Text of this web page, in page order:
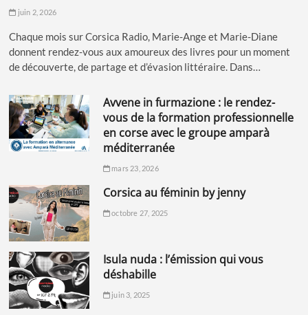
juin 2, 2026
Chaque mois sur Corsica Radio, Marie-Ange et Marie-Diane
donnent rendez-vous aux amoureux des livres pour un moment
de découverte, de partage et d’évasion littéraire. Dans…
avvene in furmazione : le rendez-
vous de la formation professionnelle
en corse avec le groupe amparà
méditerranée
mars 23, 2026
corsica au féminin by jenny
octobre 27, 2025
isula nuda : l’émission qui vous
déshabille
juin 3, 2025